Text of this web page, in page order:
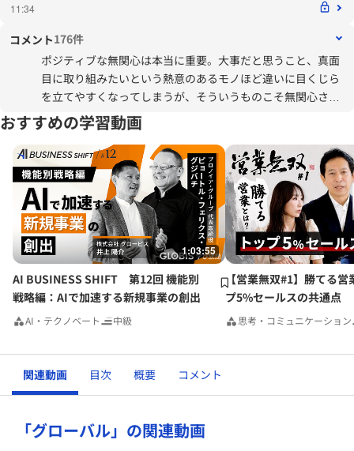
11:34
コメント176件
ポジティブな無関心は本当に重要。大事だと思うこと、真面
目に取り組みたいという熱意のあるモノほど違いに目くじら
を立てやすくなってしまうが、そういうものこそ無関心さを
広げないと周囲と上手くいかない。無関心ではなくポジティ
ブに無関心と思えることが大事だけどそれが難しい
おすすめの学習動画
1:03:55
AI BUSINESS SHIFT 第12回 機能別
戦略編：AIで加速する新規事業の創出
AI・テクノベート 中級
【営業無双#1】勝てる営
プ5%セールスの共通点
思考・コミュニケーション
関連動画 目次 概要 コメント
「グローバル」の関連動画